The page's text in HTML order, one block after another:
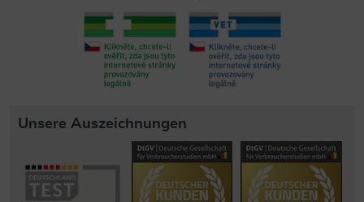
Unsere Auszeichnungen